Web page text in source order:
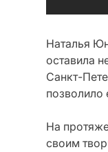
Наталья
оставила
Санкт-
позволило
На
своим